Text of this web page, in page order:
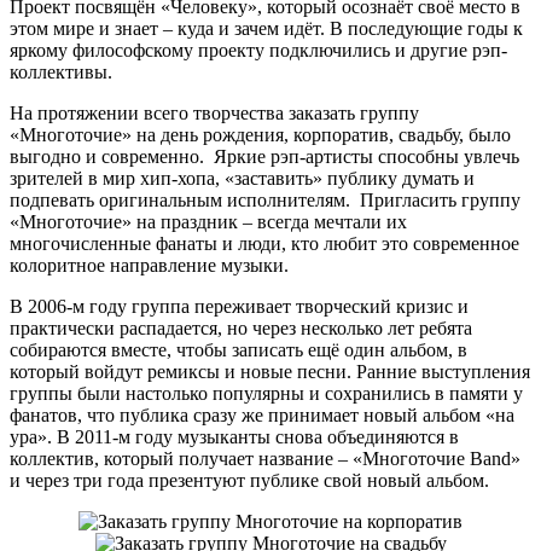
Проект посвящён «Человеку», который осознаёт своё место в
этом мире и знает – куда и зачем идёт. В последующие годы к
яркому философскому проекту подключились и другие рэп-
коллективы.
На протяжении всего творчества заказать группу
«Многоточие» на день рождения, корпоратив, свадьбу, было
выгодно и современно. Яркие рэп-артисты способны увлечь
зрителей в мир хип-хопа, «заставить» публику думать и
подпевать оригинальным исполнителям. Пригласить группу
«Многоточие» на праздник – всегда мечтали их
многочисленные фанаты и люди, кто любит это современное
колоритное направление музыки.
В 2006-м году группа переживает творческий кризис и
практически распадается, но через несколько лет ребята
собираются вместе, чтобы записать ещё один альбом, в
который войдут ремиксы и новые песни. Ранние выступления
группы были настолько популярны и сохранились в памяти у
фанатов, что публика сразу же принимает новый альбом «на
ура». В 2011-м году музыканты снова объединяются в
коллектив, который получает название – «Многоточие Band»
и через три года презентуют публике свой новый альбом.